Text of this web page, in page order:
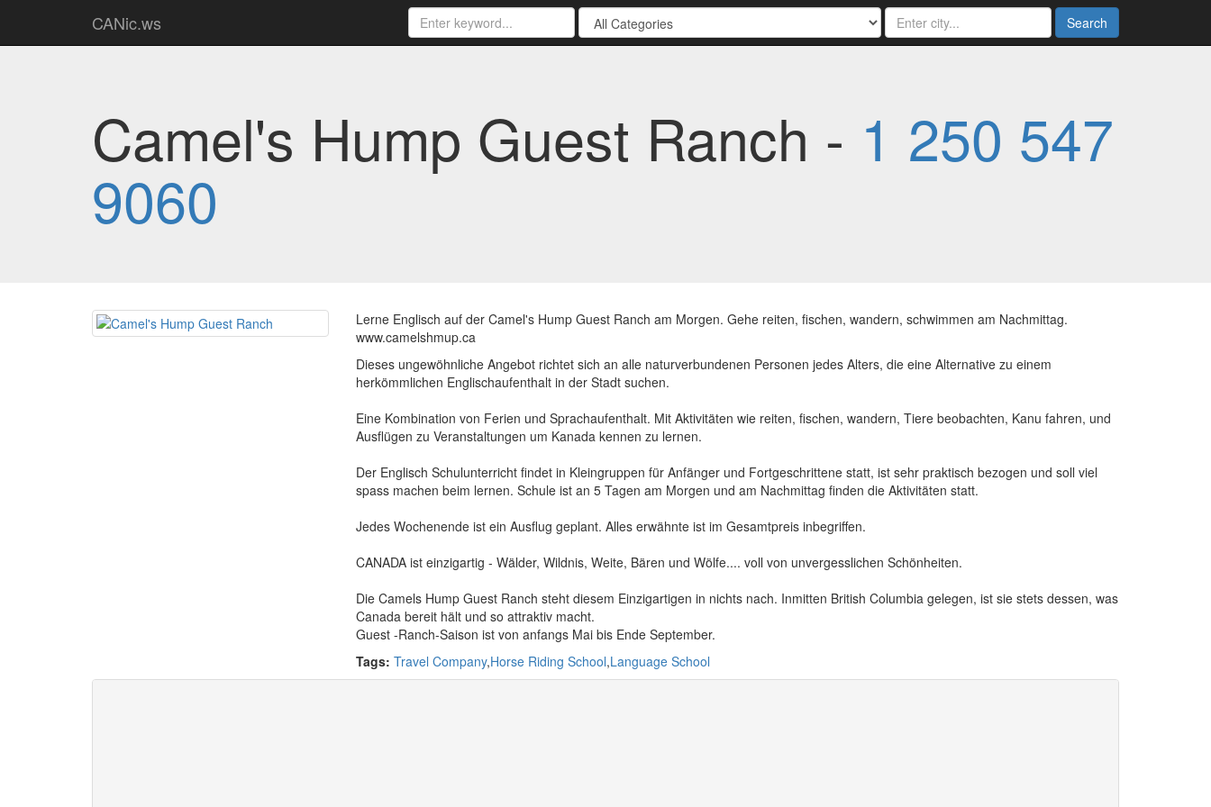
CANic.ws Search
Camel's Hump Guest Ranch - 1 250 547
9060
Lerne Englisch auf der Camel's Hump Guest Ranch am Morgen. Gehe reiten, fischen, wandern, schwimmen am Nachmittag.
www.camelshmup.ca
Dieses ungewöhnliche Angebot richtet sich an alle naturverbundenen Personen jedes Alters, die eine Alternative zu einem
herkömmlichen Englischaufenthalt in der Stadt suchen.
Eine Kombination von Ferien und Sprachaufenthalt. Mit Aktivitäten wie reiten, fischen, wandern, Tiere beobachten, Kanu fahren, und
Ausflügen zu Veranstaltungen um Kanada kennen zu lernen.
Der Englisch Schulunterricht findet in Kleingruppen für Anfänger und Fortgeschrittene statt, ist sehr praktisch bezogen und soll viel
spass machen beim lernen. Schule ist an 5 Tagen am Morgen und am Nachmittag finden die Aktivitäten statt.
Jedes Wochenende ist ein Ausflug geplant. Alles erwähnte ist im Gesamtpreis inbegriffen.
CANADA ist einzigartig - Wälder, Wildnis, Weite, Bären und Wölfe.... voll von unvergesslichen Schönheiten.
Die Camels Hump Guest Ranch steht diesem Einzigartigen in nichts nach. Inmitten British Columbia gelegen, ist sie stetsdessen, was
Canada bereit hält und so attraktiv macht.
Guest -Ranch-Saison ist von anfangs Mai bis Ende September.
Tags: Travel Company,Horse Riding School,Language School